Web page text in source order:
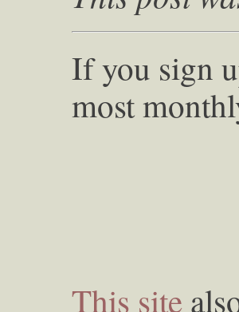
If you sign
most
This site